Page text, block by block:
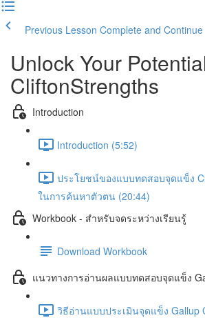
Previous Lesson Complete and Continue
Unlock Your
CliftonStrengths
Introduction
Introduction (5:52)
ประโยชน์ของแบบทดสอบจุดแข็ง
ในการค้นหาตัวตน (20:44)
Workbook - สำหรับจดระหว่างเรียนรู้
Download Workbook
แนวทางการอ่านผลแบบทดสอบจุดแข็ง
วิธีอ่านแบบประเมินจุดแข็ง Gallup